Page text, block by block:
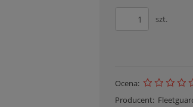
szt.
Ocena:
Producent: